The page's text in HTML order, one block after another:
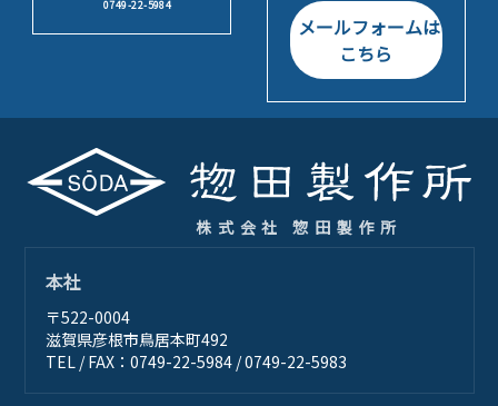
0749-22-5984
メールフォームは
こちら
株式会社 惣田製作所
本社
〒522-0004
滋賀県彦根市鳥居本町492
TEL / FAX：0749-22-5984 / 0749-22-5983